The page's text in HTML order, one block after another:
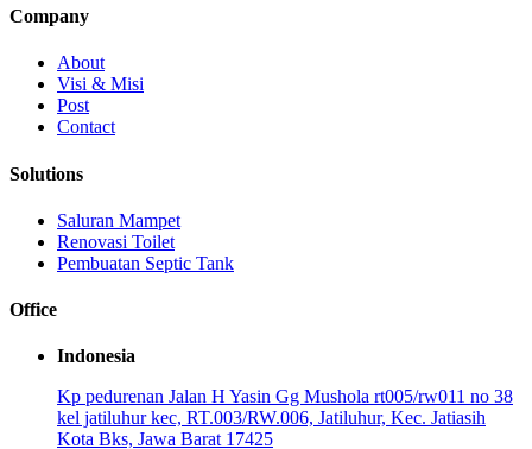
Company
About
Visi & Misi
Post
Contact
Solutions
Saluran Mampet
Renovasi Toilet
Pembuatan Septic Tank
Office
Indonesia
Kp pedurenan Jalan H Yasin Gg Mushola rt005/rw011 no 38
kel jatiluhur kec, RT.003/RW.006, Jatiluhur, Kec. Jatiasih
Kota Bks, Jawa Barat 17425